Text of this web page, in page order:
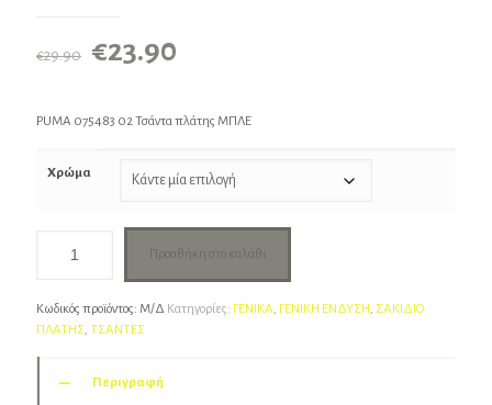
€29.90
Original
was:
€23.90
τιμή
€23.90.
PUMA 075483 02 Τσάντα πλάτης ΜΠΛΕ
Χρώμα
Προσθήκη στο καλάθι
Κωδικός προϊόντος: Μ/Δ Κατηγορίες: ΓΕΝΙΚΑ, ΓΕΝΙΚΗ ΕΝΔΥΣΗ, ΣΑΚΙΔΙΟ
ΠΛΑΤΗΣ, ΤΣΑΝΤΕΣ
Περιγραφή